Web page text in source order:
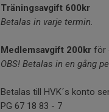
Träningsavgift 600kr
Betalas in varje termin.
Medlemsavgift 200kr för
OBS! Betalas in en gång
Betalas till HVK´s konto
PG 67 18 83 - 7